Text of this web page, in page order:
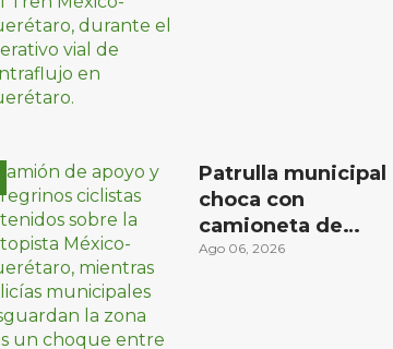
Patrulla municipal
choca con
camioneta de
peregrinos ciclistas
Ago 06, 2026